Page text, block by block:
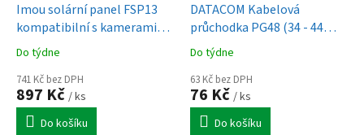
Imou solární panel FSP13
kompatibilní s kamerami
Imou Cell PT
Do týdne
741 Kč bez DPH
897 Kč / ks
Do košíku
DATACOM Kabelová
průchodka PG48 (34 - 44
mm) šedá
Do týdne
63 Kč bez DPH
76 Kč / ks
Do košíku